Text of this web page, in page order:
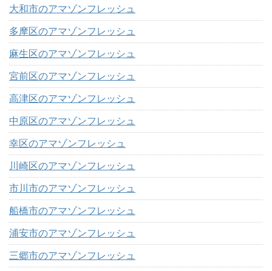
大和市のアマゾンフレッシュ
多摩区のアマゾンフレッシュ
麻生区のアマゾンフレッシュ
宮前区のアマゾンフレッシュ
高津区のアマゾンフレッシュ
中原区のアマゾンフレッシュ
幸区のアマゾンフレッシュ
川崎区のアマゾンフレッシュ
市川市のアマゾンフレッシュ
船橋市のアマゾンフレッシュ
浦安市のアマゾンフレッシュ
三郷市のアマゾンフレッシュ